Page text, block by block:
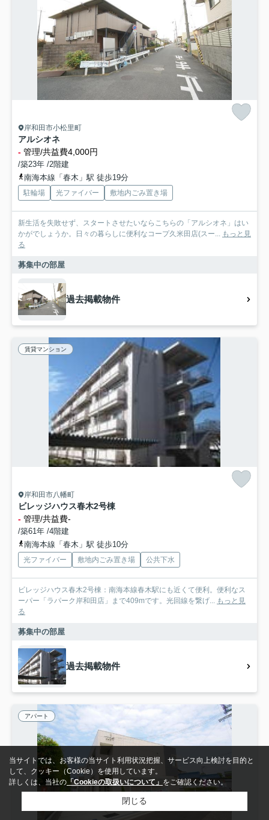
岸和田市小松里町
アルシオネ
- 管理/共益費4,000円
/築23年 /2階建
南海本線「春木」駅 徒歩19分
駐輪場 光ファイバー 敷地内ごみ置き場
新生活を失敗せず、スタートさせたいならこちらの「アルシオネ」はい
かがでしょうか。日々の暮らしに便利なコープ久米田店(スー...
もっと見
る
募集中の部屋
過去掲載物件
賃貸マンション
岸和田市八幡町
ビレッジハウス春木2号棟
- 管理/共益費-
/築61年 /4階建
南海本線「春木」駅 徒歩10分
光ファイバー 敷地内ごみ置き場 公共下水
ビレッジハウス春木2号棟：南海本線春木駅にも近くて便利。便利なス
ーパー「ラパーク岸和田店」まで409mです。光回線を繋げ...
もっと見
る
募集中の部屋
過去掲載物件
アパート
当サイトでは、お客様の当サイト利用状況把握、サービス向上検討を目的と
して、クッキー（Cookie）を使用しています。
詳しくは、当社の 「Cookieの取扱いについて」 をご確認ください。
閉じる